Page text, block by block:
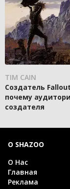
TIM CAIN
Создатель
почему
создателя
О SHAZOO
О Нас
Главная
Реклама